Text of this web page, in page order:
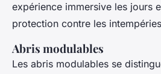
expérience immersive les jours
protection contre les
Abris modulables
Les abris modulables se